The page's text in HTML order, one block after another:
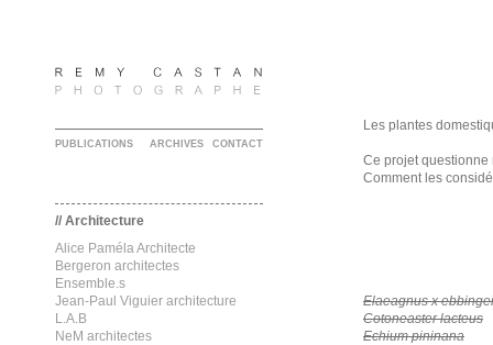
PUBLICATIONS ARCHIVES CONTACT
// Architecture
Alice Paméla Architecte
Bergeron architectes
Ensemble.s
Jean-Paul Viguier architecture
L.A.B
NeM architectes
Les plantes
Ce projet questionne
Comment les
Elaeagnus x ebbingei
Cotoneaster lacteus
Echium pininana